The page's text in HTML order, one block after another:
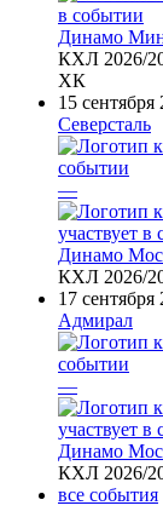
Динамо
КХЛ 2026/
ХК
15 сентября
Северсталь
—
Динамо
КХЛ 2026/
17 сентября
Адмирал
—
Динамо
КХЛ 2026/
все события